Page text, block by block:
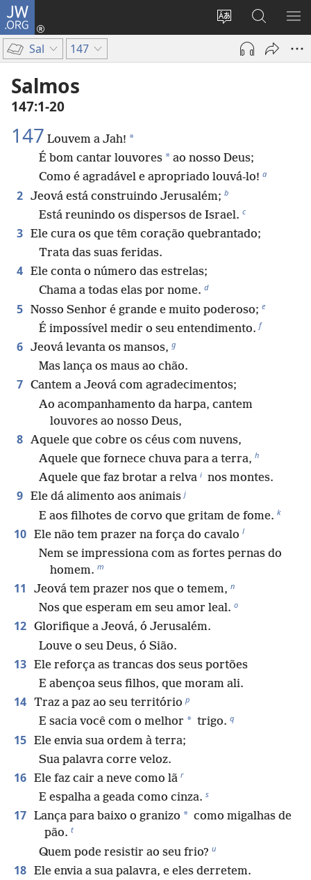
JW.ORG
Mudar
idioma
Log
Buscar
no
JW.ORG
Sal 147
Salmos
147:1-20
147 Louvem a Jah! *
É bom cantar louvores * ao nosso Deus;
Como é agradável e apropriado louvá-lo! a
2 Jeová está construindo Jerusalém; b
Está reunindo os dispersos de Israel. c
3 Ele cura os que têm coração quebrantado;
Trata das suas feridas.
4 Ele conta o número das estrelas;
Chama a todas elas por nome. d
5 Nosso Senhor é grande e muito poderoso; e
É impossível medir o seu entendimento. f
6 Jeová levanta os mansos, g
Mas lança os maus ao chão.
7 Cantem a Jeová com agradecimentos;
Ao acompanhamento da harpa, cantem
louvores ao nosso Deus,
8 Aquele que cobre os céus com nuvens,
Aquele que fornece chuva para a terra, h
Aquele que faz brotar a relva i nos montes.
9 Ele dá alimento aos animais j
E aos filhotes de corvo que gritam de fome. k
10 Ele não tem prazer na força do cavalo l
Nem se impressiona com as fortes pernas do
homem. m
11 Jeová tem prazer nos que o temem, n
Nos que esperam em seu amor leal. o
12 Glorifique a Jeová, ó Jerusalém.
Louve o seu Deus, ó Sião.
13 Ele reforça as trancas dos seus portões
E abençoa seus filhos, que moram ali.
14 Traz a paz ao seu território p
E sacia você com o melhor * trigo. q
15 Ele envia sua ordem à terra;
Sua palavra corre veloz.
16 Ele faz cair a neve como lã r
E espalha a geada como cinza. s
17 Lança para baixo o granizo * como migalhas de
pão. t
Quem pode resistir ao seu frio? u
18 Ele envia a sua palavra, e eles derretem.